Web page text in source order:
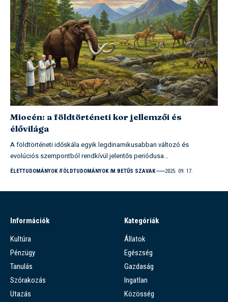
Miocén: a földtörténeti kor jellemzői és
élővilága
A földtörténeti időskála egyik legdinamikusabban változó és
evolúciós szempontból rendkívül jelentős periódusa…
ÉLETTUDOMÁNYOK FÖLDTUDOMÁNYOK M BETŰS SZAVAK 2025. 09. 17.
Információk
Kultúra
Pénzügy
Tanulás
Szórakozás
Utazás
Kategóriák
Állatok
Egészség
Gazdaság
Ingatlan
Közösség